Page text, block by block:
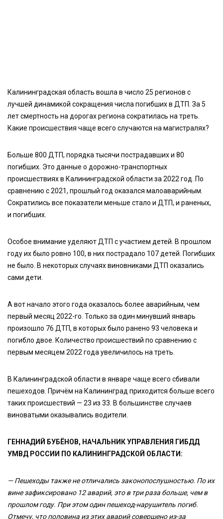
Калининградская область вошла в число 25 регионов с
лучшей динамикой сокращения числа погибших в ДТП. За 5
лет смертность на дорогах региона сократилась на треть.
Какие происшествия чаще всего случаются на магистралях?
Больше 800 ДТП, порядка тысячи пострадавших и 80
погибших. Это данные о дорожно-транспортных
происшествиях в Калининградской области за 2022 год. По
сравнению с 2021, прошлый год оказался малоаварийным.
Сократились все показатели меньше стало и ДТП, и раненых,
и погибших.
Особое внимание уделяют ДТП с участием детей. В прошлом
году их было ровно 100, в них пострадало 107 детей. Погибших
не было. В некоторых случаях виновниками ДТП оказались
сами дети.
А вот начало этого года оказалось более аварийным, чем
первый месяц 2022-го. Только за один минувший январь
произошло 76 ДТП, в которых было ранено 93 человека и
погибло двое. Количество происшествий по сравнению с
первым месяцем 2022 года увеличилось на треть.
В Калининградской области в январе чаще всего сбивали
пешеходов. Причём на Калининград приходится больше всего
таких происшествий — 23 из 33. В большинстве случаев
виноватыми оказывались водители.
ГЕННАДИЙ БУБЁНОВ, НАЧАЛЬНИК УПРАВЛЕНИЯ ГИБДД
УМВД РОССИИ ПО КАЛИНИНГРАДСКОЙ ОБЛАСТИ:
— Пешеходы также не отличались законопослушностью. По их
вине зафиксировано 12 аварий, это в три раза больше, чем в
прошлом году. При этом один пешеход-нарушитель погиб.
Отмечу, что половина из этих аварий совершено из-за